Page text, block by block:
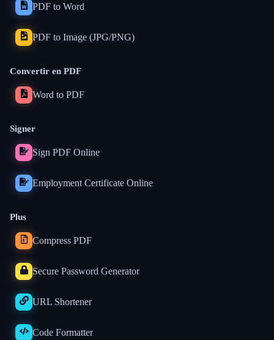
PDF to Word
PDF to Image (JPG/PNG)
Convertir en PDF
Word to PDF
Signer
Sign PDF Online
Employment Certificate Online
Plus
Compress PDF
Secure Password Generator
URL Shortener
Code Formatter